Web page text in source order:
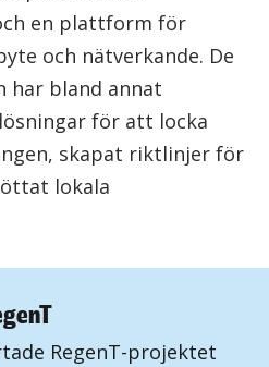
en plattform för
och nätverkande. De
har bland annat
för att locka
skapat riktlinjer för
lokala
RegenT-projektet